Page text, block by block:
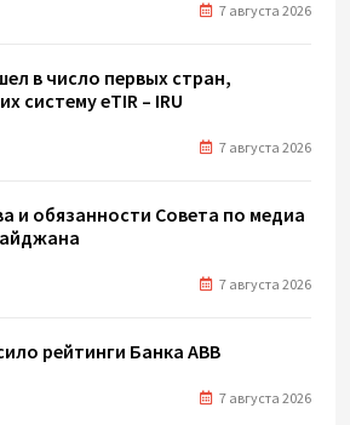
7 августа 2026
в число первых стран,
систему eTIR – IRU
7 августа 2026
и обязанности Совета по медиа
7 августа 2026
рейтинги Банка ABB
7 августа 2026